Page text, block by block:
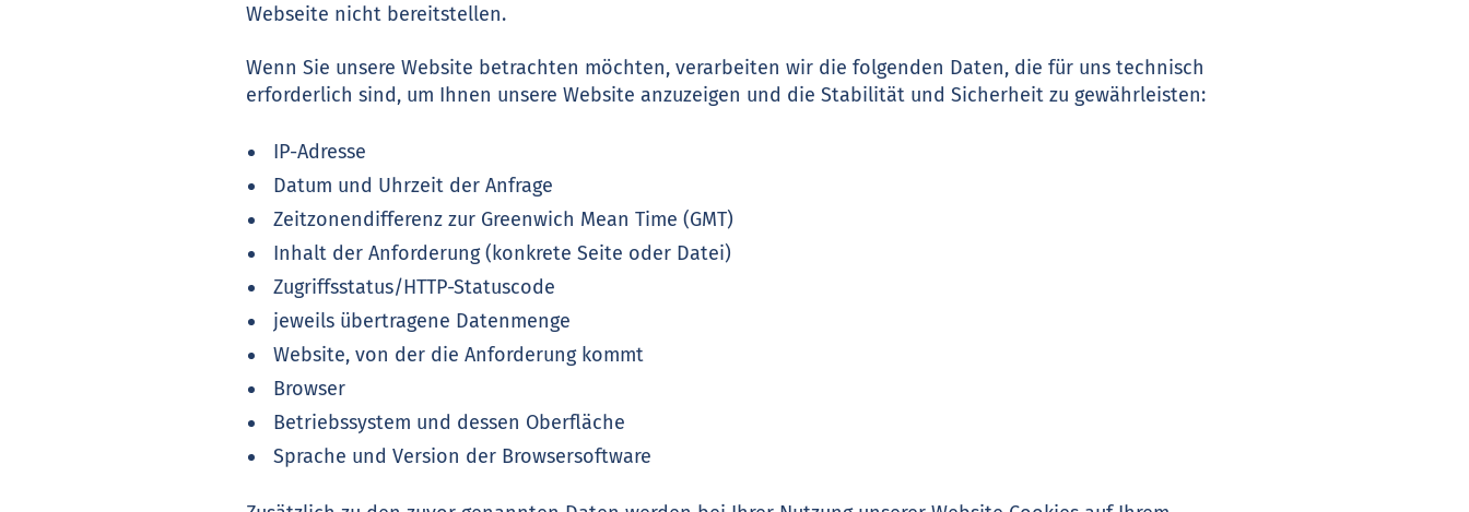
Webseite nicht bereitstellen.
Wenn Sie unsere Website betrachten möchten, verarbeiten wir die folgenden Daten, die für uns technisch
erforderlich sind, um Ihnen unsere Website anzuzeigen und die Stabilität und Sicherheit zu gewährleisten:
IP-Adresse
Datum und Uhrzeit der Anfrage
Zeitzonendifferenz zur Greenwich Mean Time (GMT)
Inhalt der Anforderung (konkrete Seite oder Datei)
Zugriffsstatus/HTTP-Statuscode
jeweils übertragene Datenmenge
Website, von der die Anforderung kommt
Browser
Betriebssystem und dessen Oberfläche
Sprache und Version der Browsersoftware